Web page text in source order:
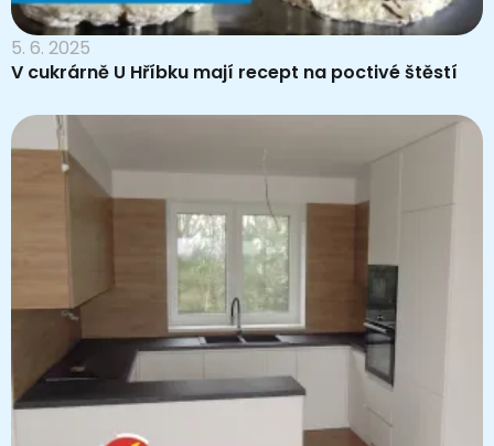
5. 6. 2025
V cukrárně U Hříbku mají recept na poctivé štěstí